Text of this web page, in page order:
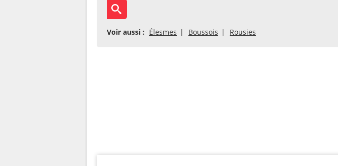
Voir aussi : Élesmes Boussois Rousies